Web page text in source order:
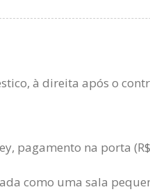
à direita após o
pagamento na porta
como uma sala